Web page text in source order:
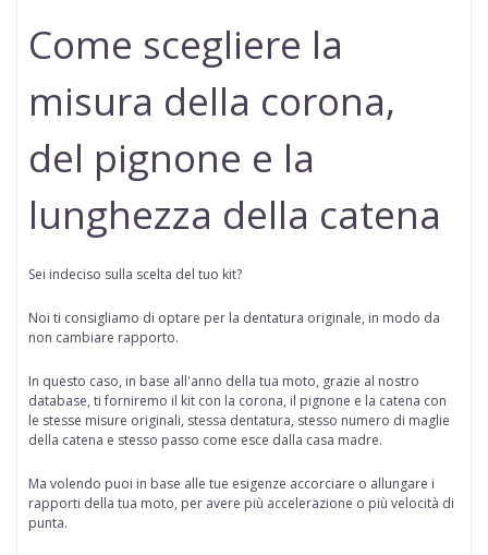
Come scegliere la
misura della corona,
del pignone e la
lunghezza della catena
Sei indeciso sulla scelta del tuo kit?
Noi ti consigliamo di optare per la dentatura originale, in modo da
non cambiare rapporto.
In questo caso, in base all'anno della tua moto, grazie al nostro
database, ti forniremo il kit con la corona, il pignone e la catena con
le stesse misure originali, stessa dentatura, stesso numero di maglie
della catena e stesso passo come esce dalla casa madre.
Ma volendo puoi in base alle tue esigenze accorciare o allungare i
rapporti della tua moto, per avere più accelerazione o più velocità di
punta.